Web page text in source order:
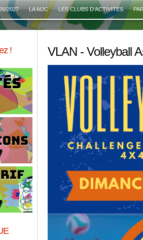
2027 LA MJC LES CLUBS D’ACTIVITES
VLAN - Volleyball
!